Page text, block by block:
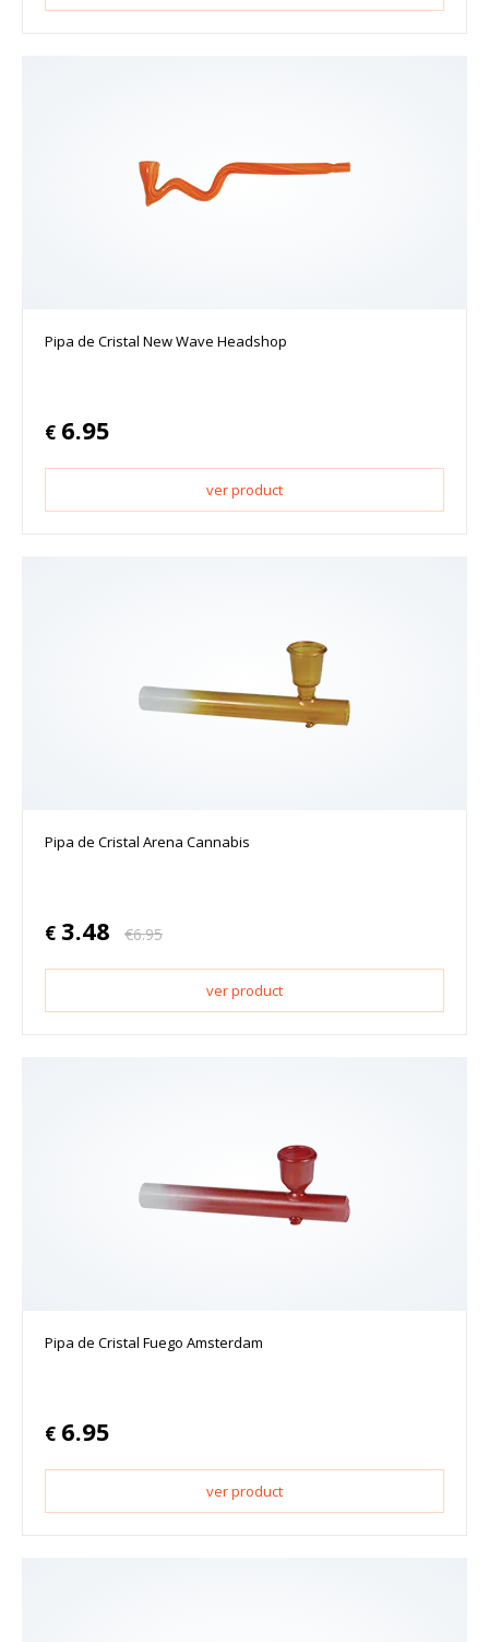
Pipa de Cristal New Wave Headshop
€ 6.95
ver product
Pipa de Cristal Arena Cannabis
€ 3.48 €6.95
ver product
Pipa de Cristal Fuego Amsterdam
€ 6.95
ver product